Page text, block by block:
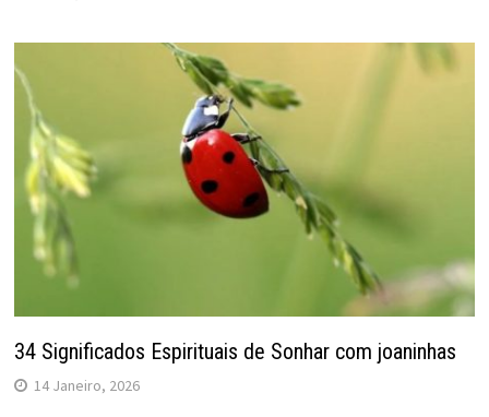
34 Significados Espirituais de Sonhar com joaninhas
14 Janeiro, 2026